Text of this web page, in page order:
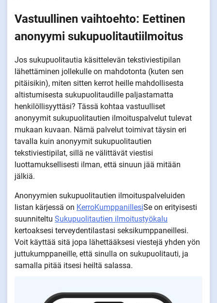
Vastuullinen vaihtoehto: Eettinen
anonyymi sukupuolitautiilmoitus
Jos sukupuolitautia käsittelevän tekstiviestipilan
lähettäminen jollekulle on mahdotonta (kuten sen
pitäisikin), miten sitten kerrot heille mahdollisesta
altistumisesta sukupuolitaudille paljastamatta
henkilöllisyyttäsi? Tässä kohtaa vastuulliset
anonyymit sukupuolitautien ilmoituspalvelut tulevat
mukaan kuvaan. Nämä palvelut toimivat täysin eri
tavalla kuin anonyymit sukupuolitautien
tekstiviestipilat, sillä ne välittävät viestisi
luottamuksellisesti ilman, että sinuun jää mitään
jälkiä.
Anonyymien sukupuolitautien ilmoituspalveluiden
listan kärjessä on KerroKumppanillesiSe on erityisesti
suunniteltu Sukupuolitautien ilmoitustyökalu
kertoaksesi terveydentilastasi seksikumppaneillesi.
Voit käyttää sitä jopa lähettääksesi viestejä yhden yön
juttukumppaneille, että sinulla on sukupuolitauti, ja
samalla pitää itsesi heiltä salassa.